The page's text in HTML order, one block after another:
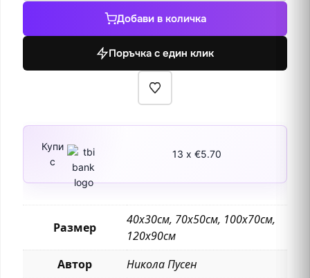
Кръщаването
Свети
Добави в количка
Поръчка с един клик
Купи
с
13 x €5.70
Размер
40х30см, 70х50см, 100х70см,
120х90см
Автор
Никола Пусен